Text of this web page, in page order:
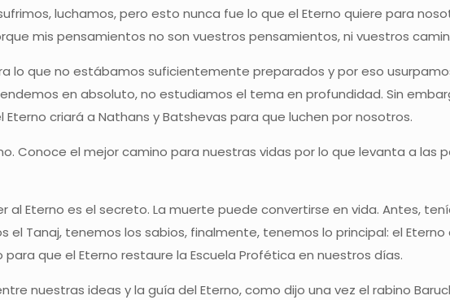
luchamos, pero esto nunca fue lo que el Eterno quiere para
mis pensamientos no son vuestros pensamientos, ni vuestros
lo que no estábamos suficientemente preparados y por eso
en absoluto, no estudiamos el tema en profundidad. Sin
criará a Nathans y Batshevas para que luchen por nosotros.
Conoce el mejor camino para nuestras vidas por lo que levanta a
al Eterno es el secreto. La muerte puede convertirse en vida. Antes,
el Tanaj, tenemos los sabios, finalmente, tenemos lo principal: el
para que el Eterno restaure la Escuela Profética en nuestros días.
nuestras ideas y la guía del Eterno, como dijo una vez el rabino